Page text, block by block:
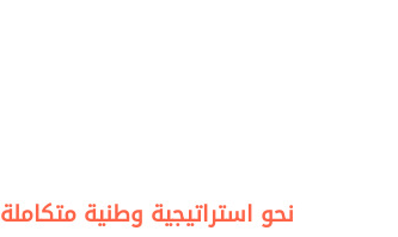
نحو استراتيجية وطنية